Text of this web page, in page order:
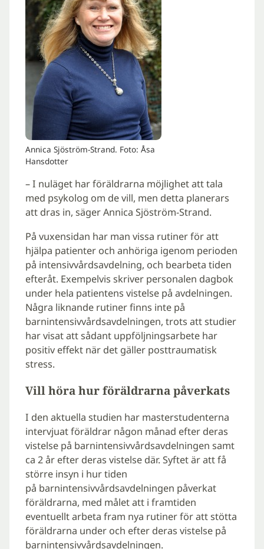
Annica Sjöström-Strand. Foto: Åsa
Hansdotter
– I nuläget har föräldrarna möjlighet att tala
med psykolog om de vill, men detta planerars
att dras in, säger Annica Sjöström-Strand.
På vuxensidan har man vissa rutiner för att
hjälpa patienter och anhöriga igenom perioden
på intensivvårdsavdelning, och bearbeta tiden
efteråt. Exempelvis skriver personalen dagbok
under hela patientens vistelse på avdelningen.
Några liknande rutiner finns inte på
barnintensivvårdsavdelningen, trots att studier
har visat att sådant uppföljningsarbete har
positiv effekt när det gäller posttraumatisk
stress.
Vill höra hur föräldrarna påverkats
I den aktuella studien har masterstudenterna
intervjuat föräldrar någon månad efter deras
vistelse på barnintensivvårdsavdelningen samt
ca 2 år efter deras vistelse där. Syftet är att få
större insyn i hur tiden
på barnintensivvårdsavdelningen påverkat
föräldrarna, med målet att i framtiden
eventuellt arbeta fram nya rutiner för att stötta
föräldrarna under och efter deras vistelse på
barnintensivvårdsavdelningen.